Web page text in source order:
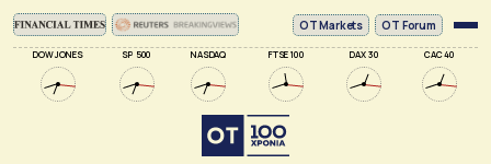
DOW JONES SP 500 NASDAQ FTSE 100 DAX 30 CAC 40
ΟΤ Markets OT Forum